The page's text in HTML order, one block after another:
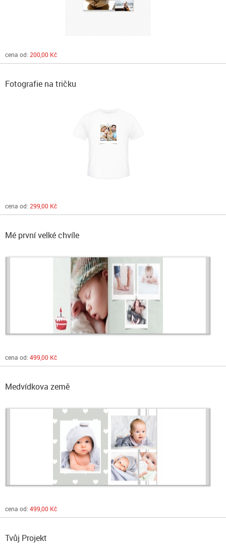
cena od: 200,00 Kč
Fotografie na tričku
cena od: 299,00 Kč
Mé první velké chvíle
cena od: 499,00 Kč
Medvídkova země
cena od: 499,00 Kč
Tvůj Projekt